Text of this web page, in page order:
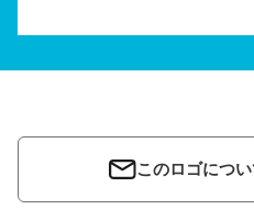
このロゴにつ